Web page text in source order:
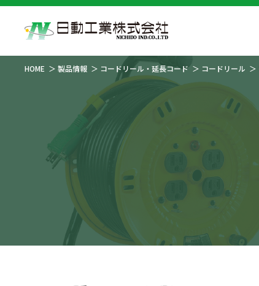
HOME 製品情報 コードリール・延長コード コードリール